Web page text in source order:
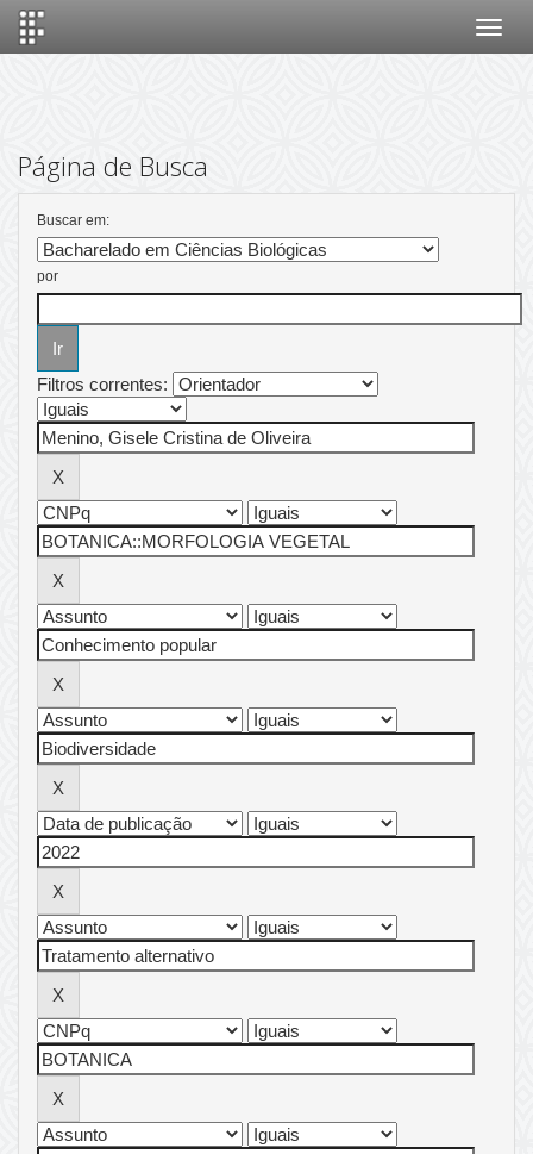
Página de Busca
Buscar em:
por
Filtros correntes: